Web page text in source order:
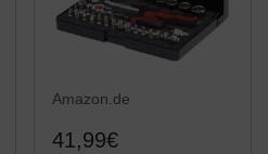
Amazon.de
41,99€